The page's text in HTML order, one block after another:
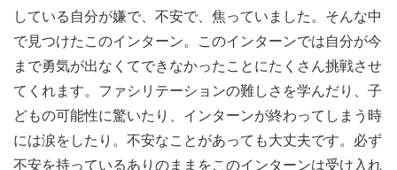
→2025年度高校3年生はイベント参加者としてご参加くだ
さい。
※上記年齢を原則としていますが、25才以上の方で参加希
望される方はご相談ください。
※過去に本プログラムに参加された方の再受講も可能で
す。
※どの属性、どの学年であっても同じ基準で選考させて頂
している自分が嫌で、不安で、焦っていました。そんな中
で見つけたこのインターン。このインターンでは自分が今
まで勇気が出なくてできなかったことにたくさん挑戦させ
てくれます。ファシリテーションの難しさを学んだり、子
どもの可能性に驚いたり、インターンが終わってしまう時
には涙をしたり。不安なことがあっても大丈夫です。必ず
不安を持っているありのままをこのインターンは受け入れ